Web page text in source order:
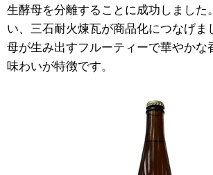
生酵母を分離することに成功しました
い、三石耐火煉瓦が商品化につなげま
母が生み出すフルーティーで華やかな
味わいが特徴です。